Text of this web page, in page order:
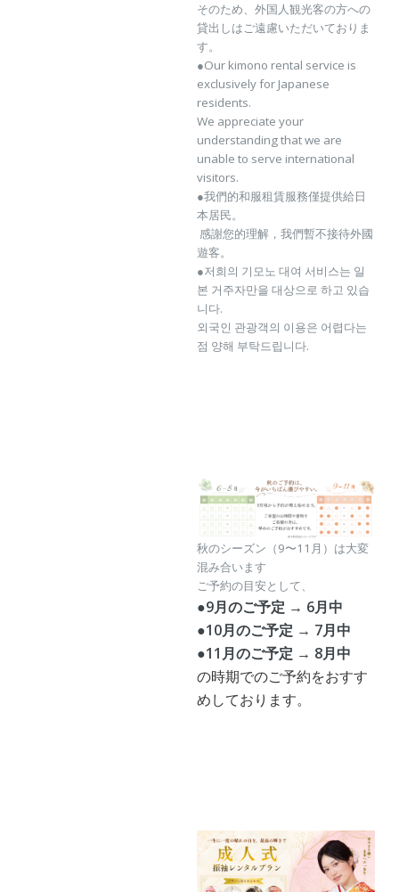
そのため、外国人観光客の方への
貸出しはご遠慮いただいておりま
す。
●Our kimono rental service is
exclusively for Japanese
residents.
We appreciate your
understanding that we are
unable to serve international
visitors.
●我們的和服租賃服務僅提供給日
本居民。
感謝您的理解，我們暫不接待外國
遊客。
●저희의 기모노 대여 서비스는 일
본 거주자만을 대상으로 하고 있습
니다.
외국인 관광객의 이용은 어렵다는
점 양해 부탁드립니다.
秋のシーズン（9〜11月）は大変
混み合います
ご予約の目安として、
●9月のご予定 → 6月中
●10月のご予定 → 7月中
●11月のご予定 → 8月中
の時期でのご予約をおすす
めしております。